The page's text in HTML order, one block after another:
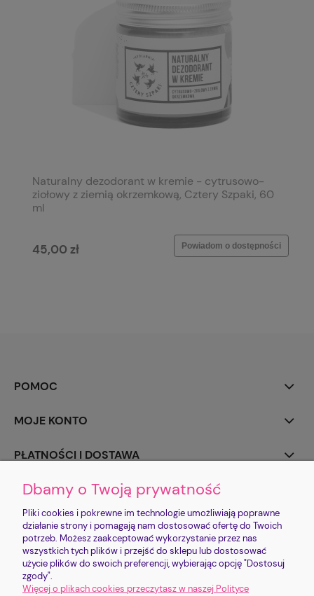
Naturalny dezodorant w kremie - cytrusowo-
ziołowy z ziemią okrzemkową, Cztery Szpaki, 60
ml
45,00 zł Powiadom o dostępności
POMOC
MOJE KONTO
PŁATNOŚCI I DOSTAWA
INFORMACJE
O NAS
Sklep jest prowadzony przez FUNDACJĘ IMIENIA PROSIACZKA CHRUMKA |
Zysk ze sklepu realizuje cele statutowe Fundacji
Dbamy o Twoją prywatność
Pliki cookies i pokrewne im technologie umożliwiają poprawne
działanie strony i pomagają nam dostosować ofertę do Twoich
potrzeb. Możesz zaakceptować wykorzystanie przez nas
wszystkich tych plików i przejść do sklepu lub dostosować
użycie plików do swoich preferencji, wybierając opcję "Dostosuj
zgody".
Więcej o plikach cookies przeczytasz w naszej Polityce